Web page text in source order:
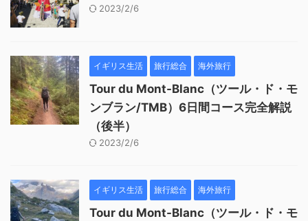
2023/2/6
イギリス生活 旅行総合 海外旅行
Tour du Mont-Blanc（ツール・ド・モ
ンブラン/TMB）6日間コース完全解説
（後半）
2023/2/6
イギリス生活 旅行総合 海外旅行
Tour du Mont-Blanc（ツール・ド・モ